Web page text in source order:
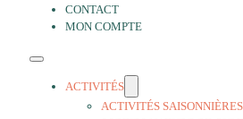
CONTACT
MON COMPTE
ACTIVITÉS
ACTIVITÉS SAISONNIÈRES